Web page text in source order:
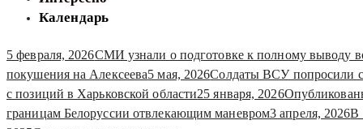
Календарь
5 февраля, 2026СМИ узнали о подготовке к полному
покушения на Алексеева5 мая, 2026Солдаты ВСУ попросили
с позиций в Харьковской области25 января, 2026
границам Белоруссии отвлекающим маневром3 апреля, 2026В